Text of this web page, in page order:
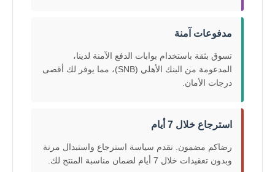
مدفوعات آمنة
تسوق بثقة باستخدام بوابات الدفع الآمنة لدينا،
المدعومة من البنك الأهلي (SNB)، مما يوفر لك أقصى
درجات الأمان.
استرجاع خلال 7 أيام
رضاكم مضمون. نقدم سياسة استرجاع واستبدال مرنة
وبدون تعقيدات خلال 7 أيام لضمان مناسبة المنتج لك.